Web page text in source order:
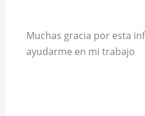
Muchas gracia por esta
ayudarme en mi trabajo